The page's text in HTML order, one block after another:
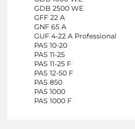
GDB 2500 WE
GFF 22 A
GNF 65 A
GUF 4-22 A Professional
PAS 10-20
PAS 11-25
PAS 11-25 F
PAS 12-50 F
PAS 850
PAS 1000
PAS 1000 F